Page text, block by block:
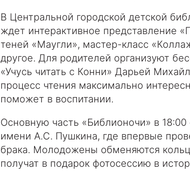
В Центральной городской детской
ждет интерактивное представление
теней «Маугли», мастер-класс
другое. Для родителей организуют
«Учусь читать с Конни» Дарьей
процесс чтения максимально
поможет в воспитании.
Основную часть «Библионочи» в
имени А.С. Пушкина, где впервые
брака. Молодожены обменяются
получат в подарок фотосессию в